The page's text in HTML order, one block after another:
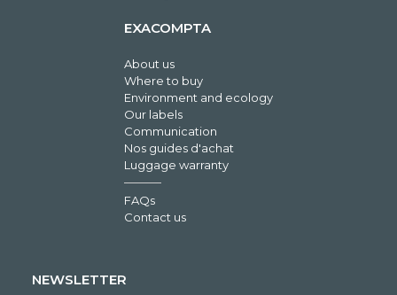
EXACOMPTA
About us
Where to buy
Environment and ecology
Our labels
Communication
Nos guides d'achat
Luggage warranty
FAQs
Contact us
NEWSLETTER